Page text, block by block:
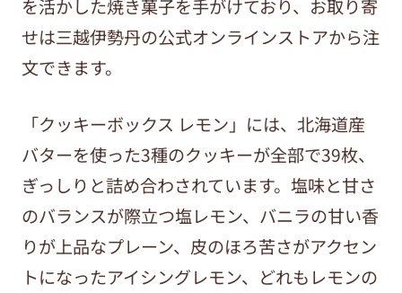
を活かした焼き菓子を手がけており、お取り寄
せは三越伊勢丹の公式オンラインストアから注
文できます。
「クッキーボックス レモン」には、北海道産
バターを使った3種のクッキーが全部で39枚、
ぎっしりと詰め合わされています。塩味と甘さ
のバランスが際立つ塩レモン、バニラの甘い香
りが上品なプレーン、皮のほろ苦さがアクセン
トになったアイシングレモン、どれもレモンの